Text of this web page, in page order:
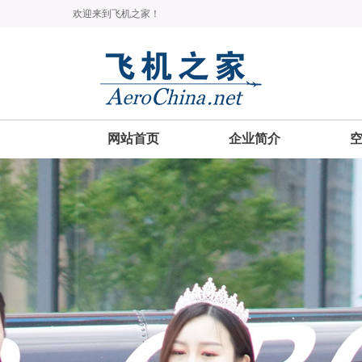
欢迎来到飞机之家！
网站首页 企业简介